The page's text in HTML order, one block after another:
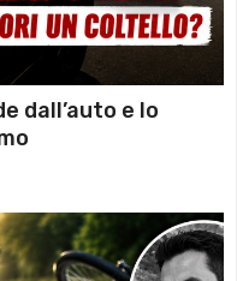
dall’auto e lo